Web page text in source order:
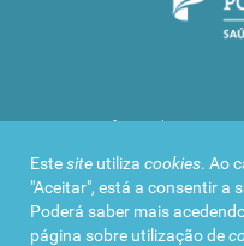
Estesite utiliza cookies. Ao
"Aceitar", está a consentir a
Poderá saber mais
página sobre utilização de
Infarmed © 2016.